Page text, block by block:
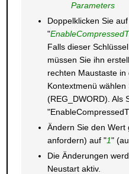
Parameters
Doppelklicken Sie
"
Falls dieser
müssen Sie ihn
rechten Maustaste
Kontextmenü wählen
(REG_DWORD). Als
Ändern Sie den Wert
anfordern) auf "1"
Die Änderungen
Neustart aktiv.